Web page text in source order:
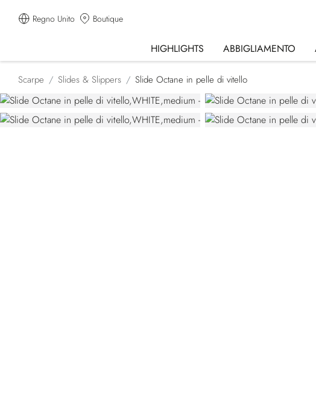
Regno Unito Boutique
HIGHLIGHTS ABBIGLIAMENTO
Scarpe Slides & Slippers Slide Octane in pelle di vitello